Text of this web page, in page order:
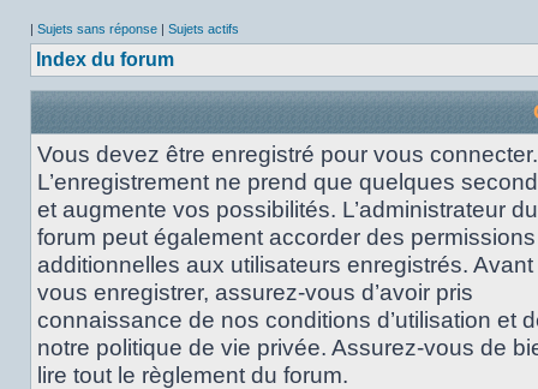
| Sujets sans réponse | Sujets actifs
Index du forum
Vous devez être enregistré pour vous connecter.
L’enregistrement ne prend que quelques
et augmente vos possibilités. L’administrateur du
forum peut également accorder des permissions
additionnelles aux utilisateurs enregistrés.
vous enregistrer, assurez-vous d’avoir pris
connaissance de nos conditions d’utilisation et
notre politique de vie privée. Assurez-vous de
lire tout le règlement du forum.